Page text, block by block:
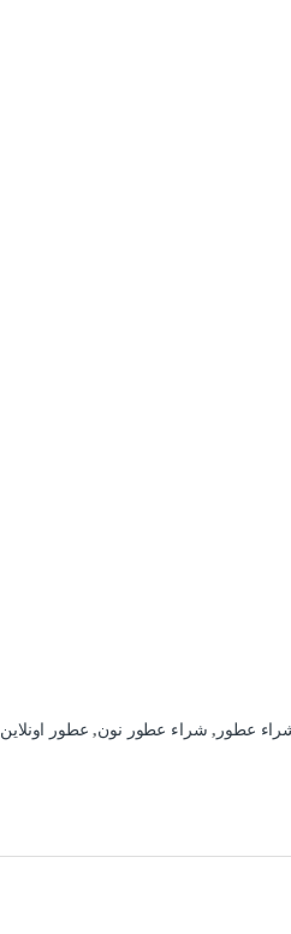
عطور , شراء عطور نون, عطور اونلاين